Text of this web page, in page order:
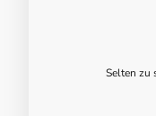
Selten zu